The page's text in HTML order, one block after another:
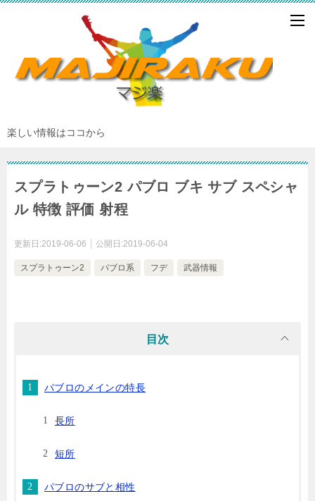
楽しい情報はココから
スプラトゥーン2 パブロ ブキ サブ スペシャ
ル 特徴 評価 射程
更新日:2019-06-06 公開日:2019-06-04
スプラトゥーン2 パブロ系 フデ 武器情報
目次
パブロのメインの特長
長所
短所
パブロのサブと相性